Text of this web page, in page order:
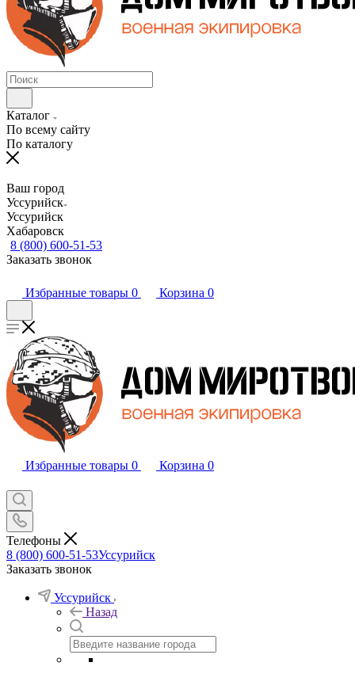
Каталог
По всему сайту
По каталогу
Ваш город
Уссурийск
Уссурийск
Хабаровск
8 (800) 600-51-53
Заказать звонок
Избранные товары 0 Корзина 0
Избранные товары 0 Корзина 0
Телефоны
8 (800) 600-51-53Уссурийск
Заказать звонок
Уссурийск
Назад